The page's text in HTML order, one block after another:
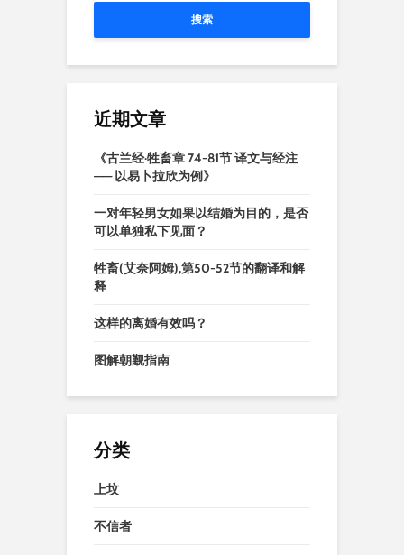
搜索
近期文章
《古兰经·牲畜章 74-81节 译文与经注
—— 以易卜拉欣为例》
一对年轻男女如果以结婚为目的，是否
可以单独私下见面？
牲畜(艾奈阿姆),第50-52节的翻译和解
释
这样的离婚有效吗？
图解朝觐指南
分类
上坟
不信者